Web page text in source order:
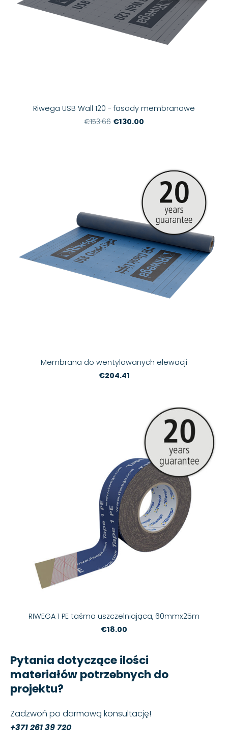
Pytania dotyczące ilości
materiałów potrzebnych do
projektu?
Zadzwoń po darmową konsultację!
+371 261 39 720
Riwega USB Wall 120 - fasady membranowe
€153.66 €130.00
Membrana do wentylowanych elewacji
€204.41
RIWEGA 1 PE taśma uszczelniająca, 60mmx25m
€18.00